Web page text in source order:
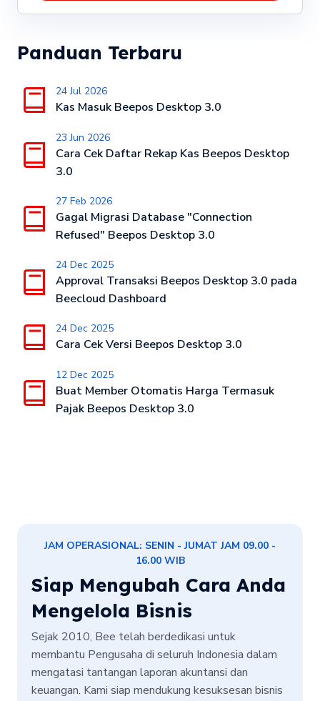
Panduan Terbaru
24 Jul 2026
Kas Masuk Beepos Desktop 3.0
23 Jun 2026
Cara Cek Daftar Rekap Kas Beepos Desktop
3.0
27 Feb 2026
Gagal Migrasi Database "Connection
Refused" Beepos Desktop 3.0
24 Dec 2025
Approval Transaksi Beepos Desktop 3.0 pada
Beecloud Dashboard
24 Dec 2025
Cara Cek Versi Beepos Desktop 3.0
12 Dec 2025
Buat Member Otomatis Harga Termasuk
Pajak Beepos Desktop 3.0
JAM OPERASIONAL: SENIN - JUMAT JAM 09.00 -
16.00 WIB
Siap Mengubah Cara Anda
Mengelola Bisnis
Sejak 2010, Bee telah berdedikasi untuk
membantu Pengusaha di seluruh Indonesia dalam
mengatasi tantangan laporan akuntansi dan
keuangan. Kami siap mendukung kesuksesan bisnis